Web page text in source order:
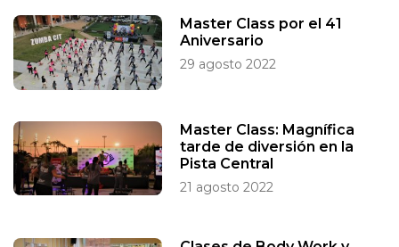
Master Class por el 41
Aniversario
29 agosto 2022
Master Class: Magnífica
tarde de diversión en la
Pista Central
21 agosto 2022